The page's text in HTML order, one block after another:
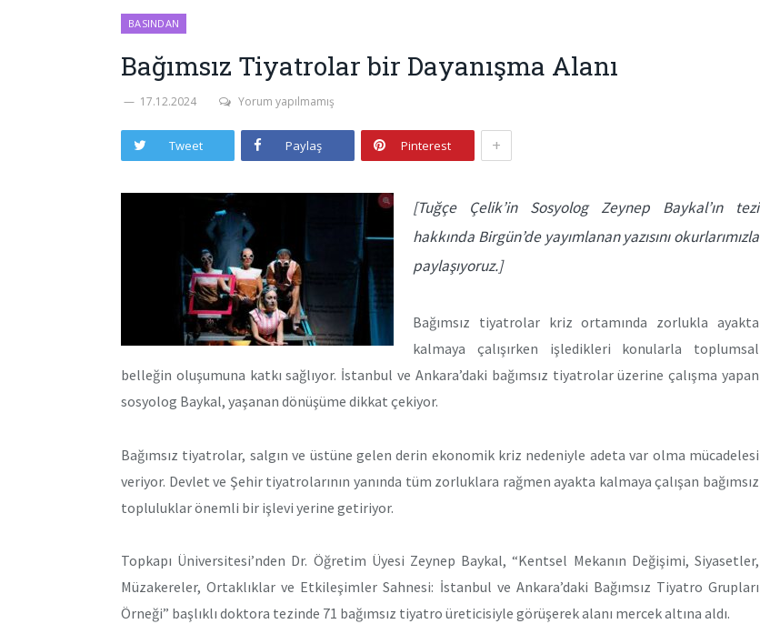
BASINDAN
Bağımsız Tiyatrolar bir Dayanışma Alanı
17.12.2024 Yorum yapılmamış
Tweet Paylaş Pinterest +
[Tuğçe Çelik’in Sosyolog Zeynep Baykal’ın tezi
hakkında Birgün’de yayımlanan yazısını okurlarımızla
paylaşıyoruz.]
Bağımsız tiyatrolar kriz ortamında zorlukla ayakta
kalmaya çalışırken işledikleri konularla toplumsal
belleğin oluşumuna katkı sağlıyor. İstanbul ve Ankara’daki bağımsız tiyatrolar üzerine çalışma yapan
sosyolog Baykal, yaşanan dönüşüme dikkat çekiyor.
Bağımsız tiyatrolar, salgın ve üstüne gelen derin ekonomik kriz nedeniyle adeta var olma mücadelesi
veriyor. Devlet ve Şehir tiyatrolarının yanında tüm zorluklara rağmen ayakta kalmaya çalışan bağımsız
topluluklar önemli bir işlevi yerine getiriyor.
Topkapı Üniversitesi’nden Dr. Öğretim Üyesi Zeynep Baykal, “Kentsel Mekanın Değişimi, Siyasetler,
Müzakereler, Ortaklıklar ve Etkileşimler Sahnesi: İstanbul ve Ankara’daki Bağımsız Tiyatro Grupları
Örneği” başlıklı doktora tezinde 71 bağımsız tiyatro üreticisiyle görüşerek alanı mercek altına aldı.